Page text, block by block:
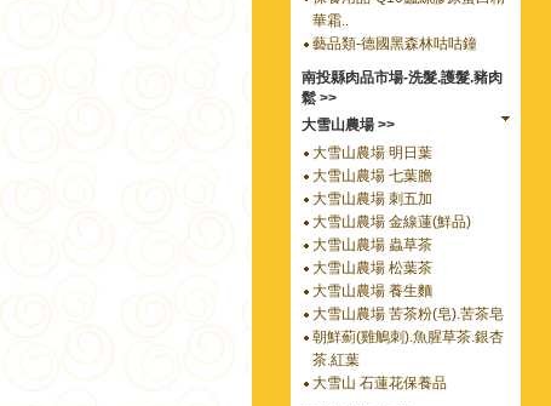
華霜..
藝品類-德國黑森林咕咕鐘
南投縣肉品市場-洗髮.護髮.豬肉
鬆 >>
大雪山農場 >>
大雪山農場 明日葉
大雪山農場 七葉膽
大雪山農場 刺五加
大雪山農場 金線蓮(鮮品)
大雪山農場 蟲草茶
大雪山農場 松葉茶
大雪山農場 養生麵
大雪山農場 苦茶粉(皂).苦茶皂
朝鮮薊(雞鵤刺).魚腥草茶.銀杏
茶.紅葉
大雪山 石蓮花保養品